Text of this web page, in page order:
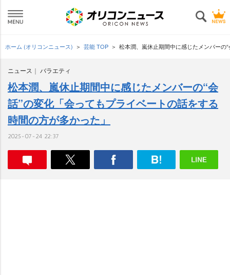
ホーム (オリコンニュース) 芸能 TOP 松本潤、嵐休止期間中に感じたメンバーの
ニュース バラエティ
松本潤、嵐休止期間中に感じたメンバーの“会
話”の変化「会ってもプライベートの話をする
時間の方が多かった」
2025-07-24 22:37